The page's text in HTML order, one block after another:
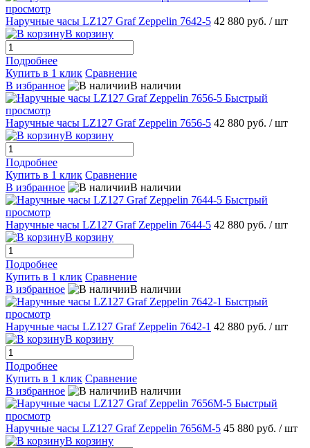
просмотр
Наручные часы LZ127 Graf Zeppelin 7642-5 42 880 руб. / шт
В корзину
Подробнее
Купить в 1 клик Сравнение
В избранное
В наличии
Быстрый
просмотр
Наручные часы LZ127 Graf Zeppelin 7656-5 42 880 руб. / шт
В корзину
Подробнее
Купить в 1 клик Сравнение
В избранное
В наличии
Быстрый
просмотр
Наручные часы LZ127 Graf Zeppelin 7644-5 42 880 руб. / шт
В корзину
Подробнее
Купить в 1 клик Сравнение
В избранное
В наличии
Быстрый
просмотр
Наручные часы LZ127 Graf Zeppelin 7642-1 42 880 руб. / шт
В корзину
Подробнее
Купить в 1 клик Сравнение
В избранное
В наличии
Быстрый
просмотр
Наручные часы LZ127 Graf Zeppelin 7656M-5 45 880 руб. / шт
В корзину